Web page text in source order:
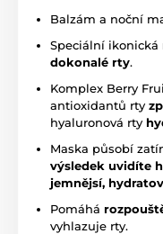
Balzám a noční
Speciální ikonická
dokonalé rty.
Komplex Berry
antioxidantů rty
hyaluronová rty
Maska působí
výsledek uvidíte
jemnějsí,
Pomáhá
vyhlazuje rty.